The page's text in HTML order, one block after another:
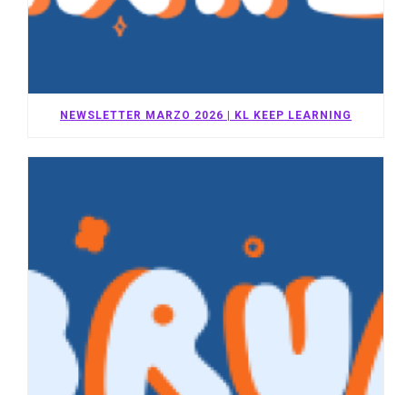
NEWSLETTER MARZO 2026 | KL KEEP LEARNING